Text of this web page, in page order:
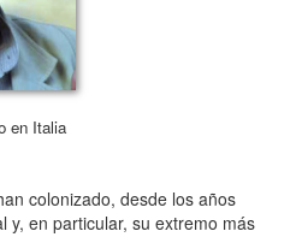
en Italia
colonizado, desde los años
y, en particular, su extremo más